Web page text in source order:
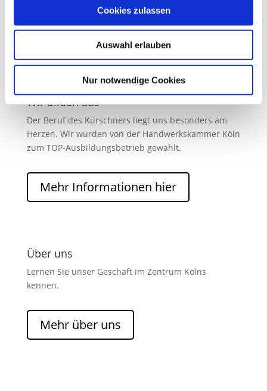
Cookies zulassen
Auswahl erlauben
Nur notwendige Cookies
Wir bilden aus
Der Beruf des Kürschners liegt uns besonders am
Herzen. Wir wurden von der Handwerkskammer Köln
zum TOP-Ausbildungsbetrieb gewählt.
Mehr Informationen hier
Über uns
Lernen Sie unser Geschäft im Zentrum Kölns
kennen.
Mehr über uns